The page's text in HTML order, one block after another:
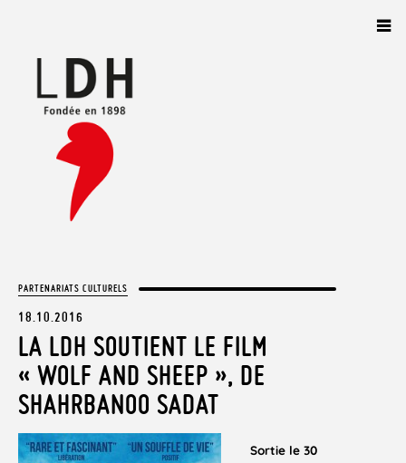
PARTENARIATS CULTURELS
18.10.2016
LA LDH SOUTIENT LE FILM
« WOLF AND SHEEP », DE
SHAHRBANOO SADAT
Sortie le 30